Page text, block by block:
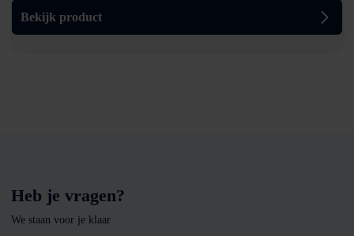
Bekijk product
Heb je vragen?
We staan voor je klaar